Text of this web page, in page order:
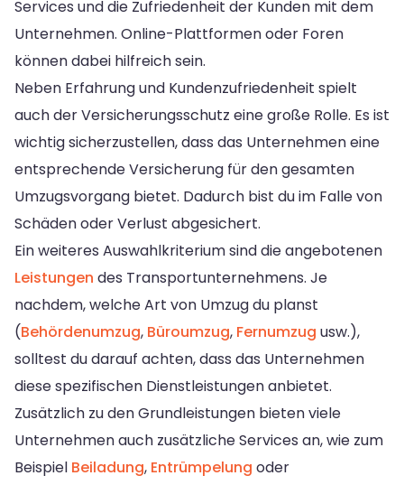
Services und die Zufriedenheit der Kunden mit dem
Unternehmen. Online-Plattformen oder Foren
können dabei hilfreich sein.
Neben Erfahrung und Kundenzufriedenheit spielt
auch der Versicherungsschutz eine große Rolle. Es ist
wichtig sicherzustellen, dass das Unternehmen eine
entsprechende Versicherung für den gesamten
Umzugsvorgang bietet. Dadurch bist du im Falle von
Schäden oder Verlust abgesichert.
Ein weiteres Auswahlkriterium sind die angebotenen
Leistungen des Transportunternehmens. Je
nachdem, welche Art von Umzug du planst
(Behördenumzug, Büroumzug, Fernumzug usw.),
solltest du darauf achten, dass das Unternehmen
diese spezifischen Dienstleistungen anbietet.
Zusätzlich zu den Grundleistungen bieten viele
Unternehmen auch zusätzliche Services an, wie zum
Beispiel Beiladung, Entrümpelung oder